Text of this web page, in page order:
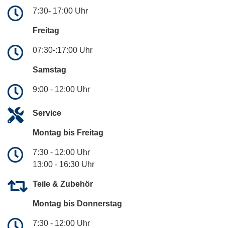
7:30- 17:00 Uhr
Freitag
07:30-:17:00 Uhr
Samstag
9:00 - 12:00 Uhr
Service
Montag bis Freitag
7:30 - 12:00 Uhr
13:00 - 16:30 Uhr
Teile & Zubehör
Montag bis Donnerstag
7:30 - 12:00 Uhr